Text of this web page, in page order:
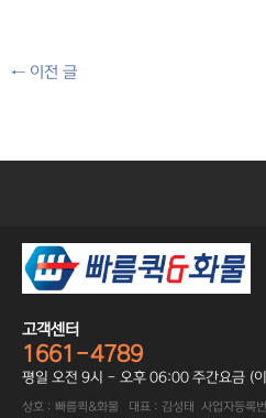
←이전 글
고객센터
1661-4789
평일 오전 9시 - 오후 06:00 주간요금 (
상호 : 빠름퀵&화물 대표 : 김성태 사업자등